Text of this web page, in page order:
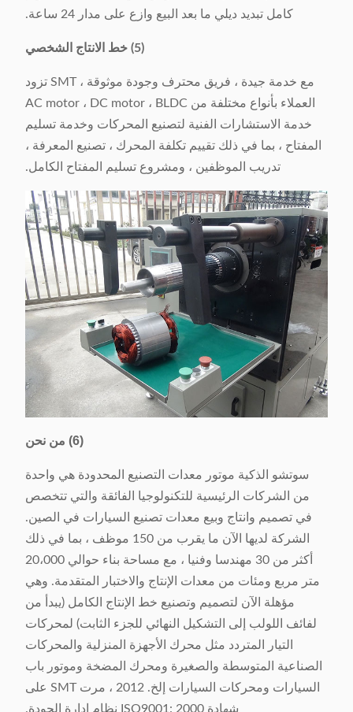
كامل تبديد ديلي ما بعد البيع وازع على مدار 24 ساعة.
(5) خط الانتاج الشخصي
مع خدمة جيدة ، فريق محترف وجودة موثوقة ، SMT تزود
العملاء بأنواع مختلفة من AC motor ، DC motor ، BLDC
خدمة الاستشارات الفنية لتصنيع المحركات وخدمة تسليم
المفتاح ، بما في ذلك تقييم تكلفة المحرك ، تصنيع المعرفة ،
تدريب الموظفين ، ومشروع تسليم المفتاح الكامل.
(6) من نحن
سوتشو الذكية موتور معدات التصنيع المحدودة هي واحدة
من الشركات الرئيسية للتكنولوجيا الفائقة والتي تتخصص
في تصميم وانتاج وبيع معدات تصنيع السيارات في الصين.
الشركة لديها الآن ما يقرب من 150 موظف ، بما في ذلك
أكثر من 30 مهندسا وفنيا ، مع مساحة بناء حوالي 20،000
متر مربع ومئات من معدات الإنتاج والاختبار المتقدمة. وهي
مؤهلة الآن لتصميم وتصنيع خط الإنتاج الكامل (يبدأ من
لفائف اللولب إلى التشكيل النهائي للجزء الثابت) لمحركات
التيار المتردد مثل محرك الأجهزة المنزلية والمحركات
الصناعية المتوسطة والصغيرة ومحرك المضخة وموتور باب
السيارات ومحركات السيارات إلخ. 2012 ، مرت SMT على
شهادة ISO9001: 2000 نظام إدارة الجودة.